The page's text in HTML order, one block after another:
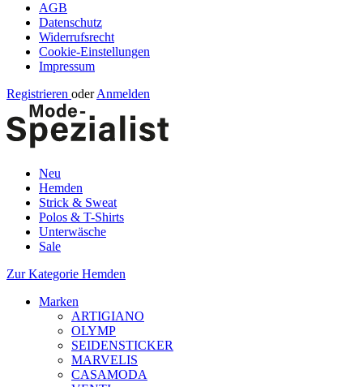
AGB
Datenschutz
Widerrufsrecht
Cookie-Einstellungen
Impressum
Registrieren oder Anmelden
Neu
Hemden
Strick & Sweat
Polos & T-Shirts
Unterwäsche
Sale
Zur Kategorie Hemden
Marken
ARTIGIANO
OLYMP
SEIDENSTICKER
MARVELIS
CASAMODA